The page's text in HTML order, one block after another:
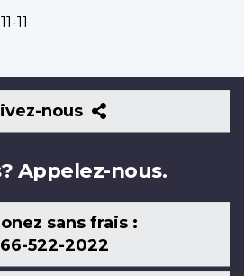
11
nous
Suivez-
nous
Appelez-nous.
sans frais :
522-2022